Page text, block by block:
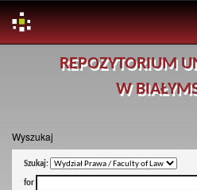
REPOZYTORIUM
W
Wyszukaj
Szukaj:
for